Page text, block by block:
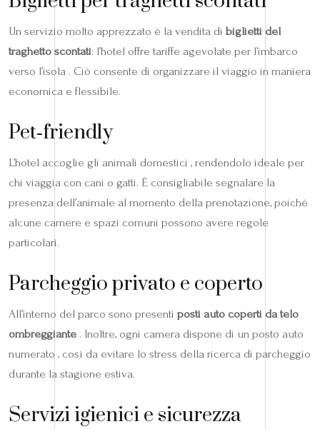
Un servizio molto apprezzato è la vendita di biglietti del
traghetto scontati: l’hotel offre tariffe agevolate per l’imbarco
verso l’isola . Ciò consente di organizzare il viaggio in maniera
economica e flessibile.
Pet‑friendly
L’hotel accoglie gli animali domestici , rendendolo ideale per
chi viaggia con cani o gatti. È consigliabile segnalare la
presenza dell’animale al momento della prenotazione, poiché
alcune camere e spazi comuni possono avere regole
particolari.
Parcheggio privato e coperto
All’interno del parco sono presenti posti auto coperti da telo
ombreggiante . Inoltre, ogni camera dispone di un posto auto
numerato , così da evitare lo stress della ricerca di parcheggio
durante la stagione estiva.
Servizi igienici e sicurezza